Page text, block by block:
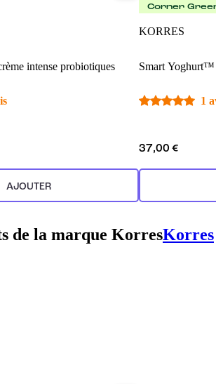
intense probiotiques
AJOUTER
Corner
KORRES
Smart Yoghurt™
1
37,00 €
de la marque KorresKorres